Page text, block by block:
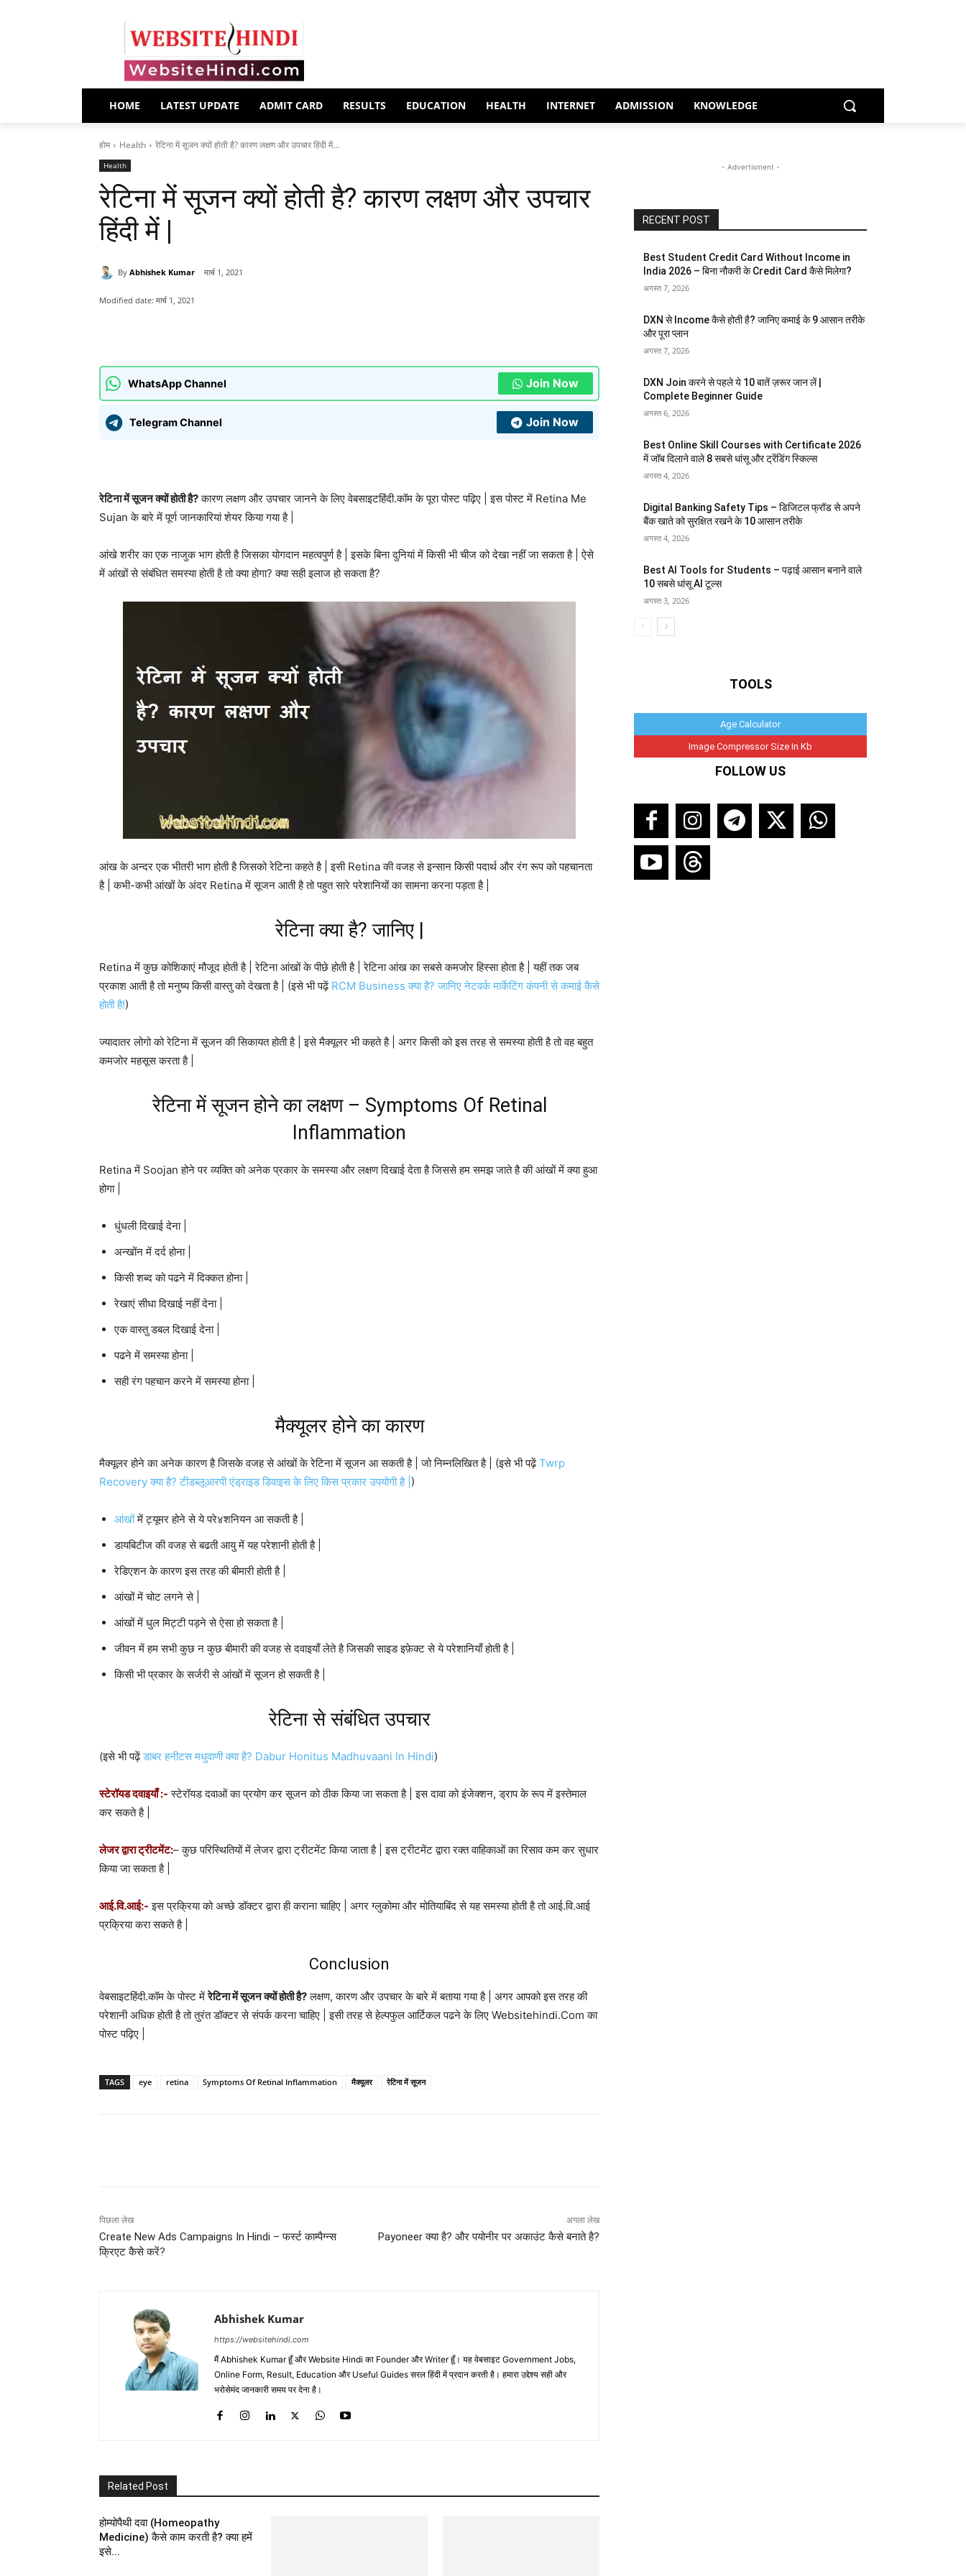
HOME LATEST UPDATE ADMIT CARD RESULTS EDUCATION HEALTH INTERNET ADMISSION KNOWLEDGE
होम Health रेटिना में सूजन क्यों होती है? कारण लक्षण और उपचार हिंदी में...
Health
रेटिना में सूजन क्यों होती है? कारण लक्षण और उपचार
हिंदी में |
By Abhishek Kumar मार्च 1, 2021
Modified date: मार्च 1, 2021
WhatsApp Channel Join Now
Telegram Channel Join Now
रेटिना में सूजन क्यों होती है?कारण लक्षण और उपचार जानने के लिए वेबसाइटहिंदी.कॉम के पूरा पोस्ट पढ़िए | इस पोस्ट में Retina Me
Sujan के बारे में पूर्ण जानकारियां शेयर किया गया है |
आंखे शरीर का एक नाजुक भाग होती है जिसका योगदान महत्वपुर्ण है | इसके बिना दुनियां में किसी भी चीज को देखा नहीं जा सकता है | ऐसे
में आंखों से संबंधित समस्या होती है तो क्या होगा? क्या सही इलाज हो सकता है?
आंख के अन्दर एक भीतरी भाग होती है जिसको रेटिना कहते है | इसी Retina की वजह से इन्सान किसी पदार्थ और रंग रूप को पहचानता
है | कभी-कभी आंखों के अंदर Retina में सूजन आती है तो पहुत सारे परेशानियों का सामना करना पड़ता है |
रेटिना क्या है? जानिए |
Retina में कुछ कोशिकाएं मौजूद होती है | रेटिना आंखों के पीछे होती है | रेटिना आंख का सबसे कमजोर हिस्सा होता है | यहीं तक जब
प्रकाश आती है तो मनुष्य किसी वास्तु को देखता है | (इसे भी पढ़ें RCM Business क्या है? जानिए नेटवर्क मार्केटिंग कंपनी से कमाई कैसे
होती है!)
ज्यादातर लोगो को रेटिना में सूजन की सिकायत होती है | इसे मैक्यूलर भी कहते है | अगर किसी को इस तरह से समस्या होती है तो वह बहुत
कमजोर महसूस करता है |
रेटिना में सूजन होने का लक्षण – Symptoms Of Retinal
Inflammation
Retina में Soojan होने पर व्यक्ति को अनेक प्रकार के समस्या और लक्षण दिखाई देता है जिससे हम समझ जाते है की आंखों में क्या हुआ
होगा |
धुंधली दिखाई देना |
अन्खोंन में दर्द होना |
किसी शब्द को पढने में दिक्कत होना |
रेखाएं सीधा दिखाई नहीं देना |
एक वास्तु डबल दिखाई देना |
पढने में समस्या होना |
सही रंग पहचान करने में समस्या होना |
मैक्यूलर होने का कारण
मैक्यूलर होने का अनेक कारण है जिसके वजह से आंखों के रेटिना में सूजन आ सकती है | जो निम्नलिखित है | (इसे भी पढ़ेंTwrp
Recovery क्या है? टीडब्लूआरपी एंड्राइड डिवाइस के लिए किस प्रकार उपयोगी है | )
आंखोंमें ट्यूमर होने से ये परे४शनियन आ सकती है |
डायबिटीज की वजह से बढती आयु में यह परेशानी होती है |
रेडिएशन के कारण इस तरह की बीमारी होती है |
आंखों में चोट लगने से |
आंखों में धुल मिट्टी पड़ने से ऐसा हो सकता है |
जीवन में हम सभी कुछ न कुछ बीमारी की वजह से दवाइयाँ लेते है जिसकी साइड इफ़ेक्ट से ये परेशानियाँ होती है |
किसी भी प्रकार के सर्जरी से आंखों में सूजन हो सकती है |
रेटिना से संबंधित उपचार
(इसे भी पढ़ेंडाबर हनीटस मधुवाणी क्या है? Dabur Honitus Madhuvaani In Hindi)
स्टेरॉयड दवाइयाँ :- स्टेरॉयड दवाओं का प्रयोग कर सूजन को ठीक किया जा सकता है | इस दावा को इंजेक्शन, ड्राप के रूप में इस्तेमाल
कर सकते है |
लेजर द्वारा ट्रीटमेंट:– कुछ परिस्थितियों में लेजर द्वारा ट्रीटमेंट किया जाता है | इस ट्रीटमेंट द्वारा रक्त वाहिकाओं का रिसाव कम कर सुधार
किया जा सकता है |
आई.वि.आई:- इस प्रक्रिया को अच्छे डॉक्टर द्वारा ही कराना चाहिए | अगर ग्लुकोमा और मोतियाबिंद से यह समस्या होती है तो आई.वि.आई
प्रक्रिया करा सकते है |
Conclusion
वेबसाइटहिंदी.कॉम के पोस्ट मेंरेटिना में सूजन क्यों होती है?लक्षण, कारण और उपचार के बारे में बताया गया है | अगर आपको इस तरह की
परेशानी अधिक होती है तो तुरंत डॉक्टर से संपर्क करना चाहिए | इसी तरह से हेल्पफुल आर्टिकल पढने के लिए Websitehindi.Com का
पोस्ट पढ़िए |
TAGS eye retina Symptoms Of Retinal Inflammation मैक्यूलर रेटिना में सूजन
पिछला लेख
Create New Ads Campaigns In Hindi – फर्स्ट काम्पैग्न्स
क्रिएट कैसे करें?
अगला लेख
Payoneer क्या है? और पयोनीर पर अकाउंट कैसे बनाते है?
Abhishek Kumar
https://websitehindi.com
मैं Abhishek Kumar हूँ और Website Hindi का Founder और Writer हूँ। यह वेबसाइट Government Jobs,
Online Form, Result, Education और Useful Guides सरल हिंदी में प्रदान करती है। हमारा उद्देश्य सही और
भरोसेमंद जानकारी समय पर देना है।
Related Post
होम्योपैथी दवा (Homeopathy
Medicine) कैसे काम करती है? क्या हमें
इसे...
- Advertisment -
RECENT POST
Best Student Credit Card Without Income in
India 2026 – बिना नौकरी के Credit Card कैसे मिलेगा?
अगस्त 7, 2026
DXN से Income कैसे होती है? जानिए कमाई के 9 आसान तरीके
और पूरा प्लान
अगस्त 7, 2026
DXN Join करने से पहले ये 10 बातें ज़रूर जान लें |
Complete Beginner Guide
अगस्त 6, 2026
Best Online Skill Courses with Certificate 2026
में जॉब दिलाने वाले 8 सबसे धांसू और ट्रेंडिंग स्किल्स
अगस्त 4, 2026
Digital Banking Safety Tips – डिजिटल फ्रॉड से अपने
बैंक खाते को सुरक्षित रखने के 10 आसान तरीके
अगस्त 4, 2026
Best AI Tools for Students – पढ़ाई आसान बनाने वाले
10 सबसे धांसू AI टूल्स
अगस्त 3, 2026
TOOLS
Age Calculator
Image Compressor Size In Kb
FOLLOW US